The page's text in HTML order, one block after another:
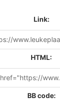
Link:
HTML:
BB code: